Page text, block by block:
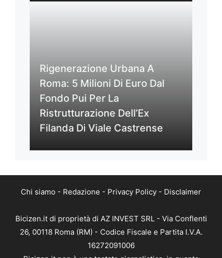
Rigenerazione Urbana A
Roma: 5 Milioni Di Euro Dal
Fondo Pui Per La
Ristrutturazione Dell’Ex
Filanda Di Viale Castrense
Chi siamo - Redazione - Privacy Policy - Disclaimer
Bicizen.it di proprietà di AZ INVEST SRL - Via Conflenti
26, 00118 Roma (RM) - Codice Fiscale e Partita I.V.A.
16272091006